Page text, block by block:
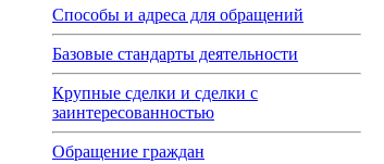
Способы и адреса для обращений
Базовые стандарты деятельности
Крупные сделки и сделки с
заинтересованностью
Обращение граждан